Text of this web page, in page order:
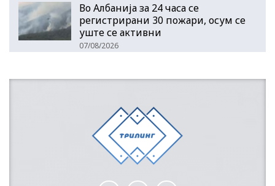
Во Албанија за 24 часа се
регистрирани 30 пожари, осум се
уште се активни
07/08/2026